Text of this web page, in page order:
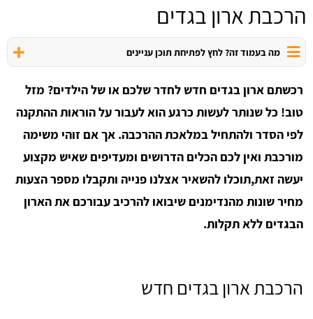
הרכבת ארון בגדים
מה בעמוד זה? לחץ לפתיחת תוכן עניינים
רכשתם ארון בגדים חדש לחדר שלכם או של הילדים? מזל
טוב! כל שנותר לעשות כרגע הוא לעבור על הוראות ההתקנה
לפי הסדר ולהתחיל במלאכת ההרכבה. אך אם זוהי משימה
מורכבת ואין לכם הכלים הדרושים ומעדיפים שאיש מקצוע
יעשה זאת,תוכלו להשאיר אצלנו פנייה ותקבלו מספר הצעות
מחיר שונות מהנדימנים שיבואו להרכיב עבורכם את הארון
הבגדים ללא תקלות.
הרכבת ארון בגדים חדש